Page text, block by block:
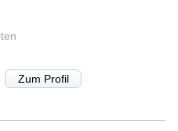
Zum Profil